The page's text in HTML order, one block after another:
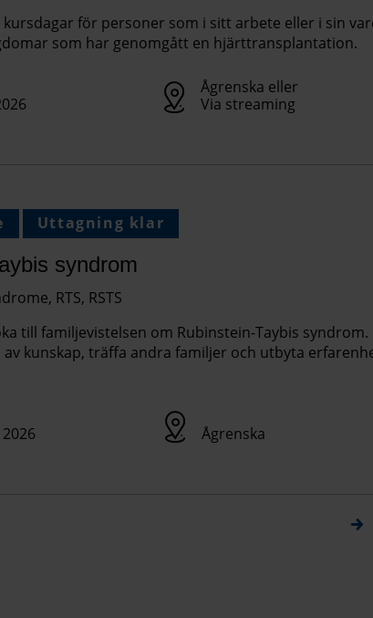
kursdagar för personer som i sitt arbete eller i sin
som har genomgått en hjärttransplantation.
Ågrenska eller
Via streaming
Uttagning klar
syndrom
RTS, RSTS
till familjevistelsen om Rubinstein-Taybis syndrom.
kunskap, träffa andra familjer och utbyta
Ågrenska